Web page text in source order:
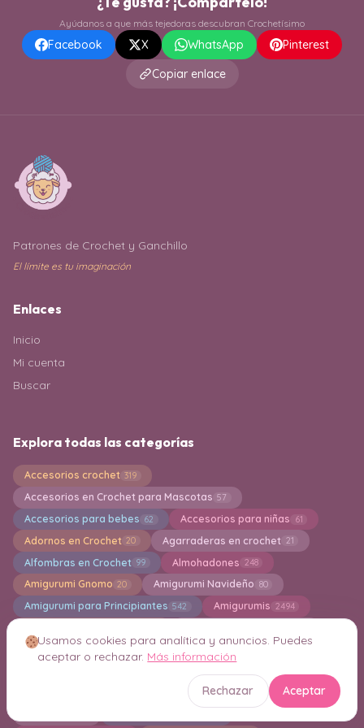
Ayúdanos a que más tejedoras descubran Crochetísimo
Facebook X WhatsApp
Pinterest
Copiar enlace
Patrones de Crochet y Ganchillo
El límite es tu imaginación
Enlaces
Inicio
Mi cuenta
Buscar
Explora todas las categorías
Accesorios crochet 319
Accesorios en Crochet para Mascotas 57
Accesorios para bebes 62 Accesorios para niñas 61
Adornos en Crochet 20 Agarraderas en crochet 21
Alfombras en Crochet 99 Almohadones 248
Amigurumi Gnomo 20 Amigurumi Navideño 80
Amigurumi para Principiantes 542 Amigurumis 2494
Bermudas Bikinis en Crochet 27
Boleros 14 Bolsa en Crochet 844
Usamos cookies para analítica y anuncios. Puedes
aceptar o rechazar. Más información
Rechazar Aceptar